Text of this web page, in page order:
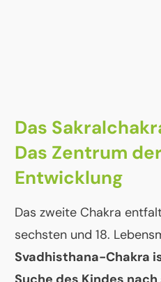
Das
Das Zentrum
Entwicklung
Das zweite Chakra
sechsten und 18.
Svadhisthana-Chakra